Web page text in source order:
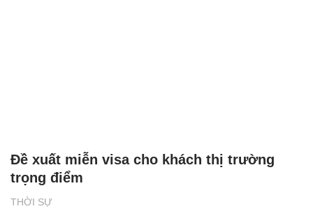
THỜI SỰ
Đề xuất miễn visa cho khách thị trường
trọng điểm